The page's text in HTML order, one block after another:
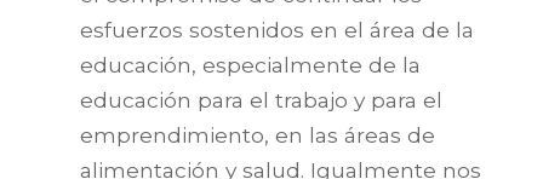
esfuerzos sostenidos en el área de la
educación, especialmente de la
educación para el trabajo y para el
emprendimiento, en las áreas de
alimentación y salud. Igualmente nos